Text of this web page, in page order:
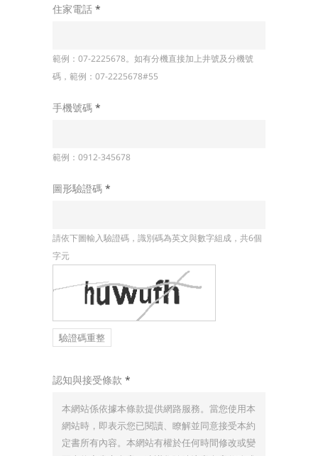
住家電話 *
範例：07-2225678。如有分機直接加上井號及分機號
碼，範例：07-2225678#55
手機號碼 *
範例：0912-345678
圖形驗證碼 *
請依下圖輸入驗證碼，識別碼為英文與數字組成，共6個
字元
驗證碼重整
認知與接受條款 *
本網站係依據本條款提供網路服務。當您使用本
網站時，即表示您已閱讀、瞭解並同意接受本約
定書所有內容。本網站有權於任何時間修改或變